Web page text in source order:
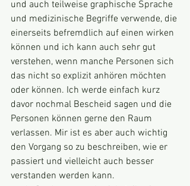
und auch teilweise graphische Sprache
und medizinische Begriffe verwende, die
einerseits befremdlich auf einen wirken
können und ich kann auch sehr gut
verstehen, wenn manche Personen sich
das nicht so explizit anhören möchten
oder können. Ich werde einfach kurz
davor nochmal Bescheid sagen und die
Personen können gerne den Raum
verlassen. Mir ist es aber auch wichtig
den Vorgang so zu beschreiben, wie er
passiert und vielleicht auch besser
verstanden werden kann.